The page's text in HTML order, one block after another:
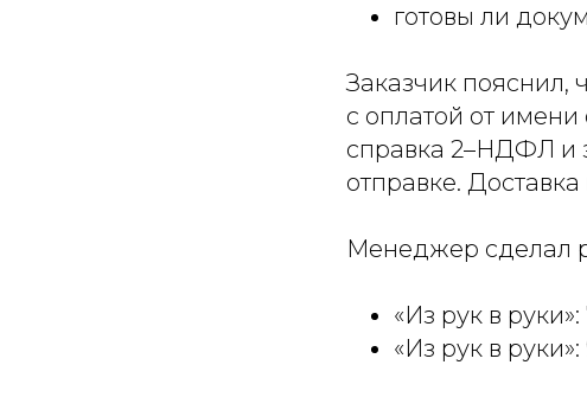
готовы ли
Заказчик пояснил,
с оплатой от
справка 2–НДФЛ и
отправке.
Менеджер сделал
«Из рук в
«Из рук в